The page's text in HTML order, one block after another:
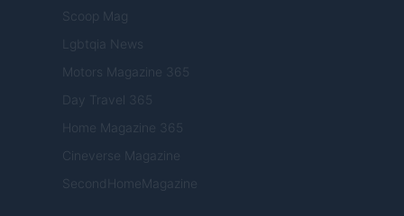
Scoop Mag
Lgbtqia News
Motors Magazine 365
Day Travel 365
Home Magazine 365
Cineverse Magazine
SecondHomeMagazine